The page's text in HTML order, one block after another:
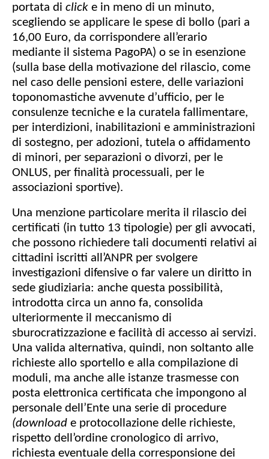
portata di click e in meno di un minuto,
scegliendo se applicare le spese di bollo (pari a
16,00 Euro, da corrispondere all’erario
mediante il sistema PagoPA) o se in esenzione
(sulla base della motivazione del rilascio, come
nel caso delle pensioni estere, delle variazioni
toponomastiche avvenute d’ufficio, per le
consulenze tecniche e la curatela fallimentare,
per interdizioni, inabilitazioni e amministrazioni
di sostegno, per adozioni, tutela o affidamento
di minori, per separazioni o divorzi, per le
ONLUS, per finalità processuali, per le
associazioni sportive).
Una menzione particolare merita il rilascio dei
certificati (in tutto 13 tipologie) per gli avvocati,
che possono richiedere tali documenti relativi ai
cittadini iscritti all’ANPR per svolgere
investigazioni difensive o far valere un diritto in
sede giudiziaria: anche questa possibilità,
introdotta circa un anno fa, consolida
ulteriormente il meccanismo di
sburocratizzazione e facilità di accesso ai servizi.
Una valida alternativa, quindi, non soltanto alle
richieste allo sportello e alla compilazione di
moduli, ma anche alle istanze trasmesse con
posta elettronica certificata che impongono al
personale dell’Ente una serie di procedure
(download e protocollazione delle richieste,
rispetto dell’ordine cronologico di arrivo,
richiesta eventuale della corresponsione dei